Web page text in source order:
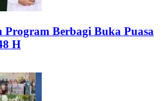
Berbagi Buka Puasa
H